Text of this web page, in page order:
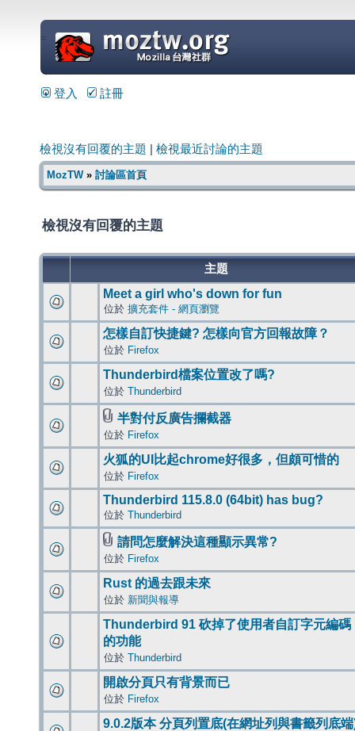
=
登入 註冊
檢視沒有回覆的主題 檢視最近討論的主題
MozTW» 討論區首頁
檢視沒有回覆的主題
主題
Meet a girl who's down for fun
位於 擴充套件 - 網頁瀏覽
怎樣自訂快捷鍵? 怎樣向官方回報故障？
位於 Firefox
Thunderbird檔案位置改了嗎?
位於 Thunderbird
半對付反廣告攔截器
位於 Firefox
火狐的UI比起chrome好很多，但頗可惜的
位於 Firefox
Thunderbird 115.8.0 (64bit) has bug?
位於 Thunderbird
請問怎麼解決這種顯示異常?
位於 Firefox
Rust 的過去跟未來
位於 新聞與報導
Thunderbird 91 砍掉了使用者自訂字元編碼
的功能
位於 Thunderbird
開啟分頁只有背景而已
位於 Firefox
9.0.2版本 分頁列置底(在網址列與書籤列底